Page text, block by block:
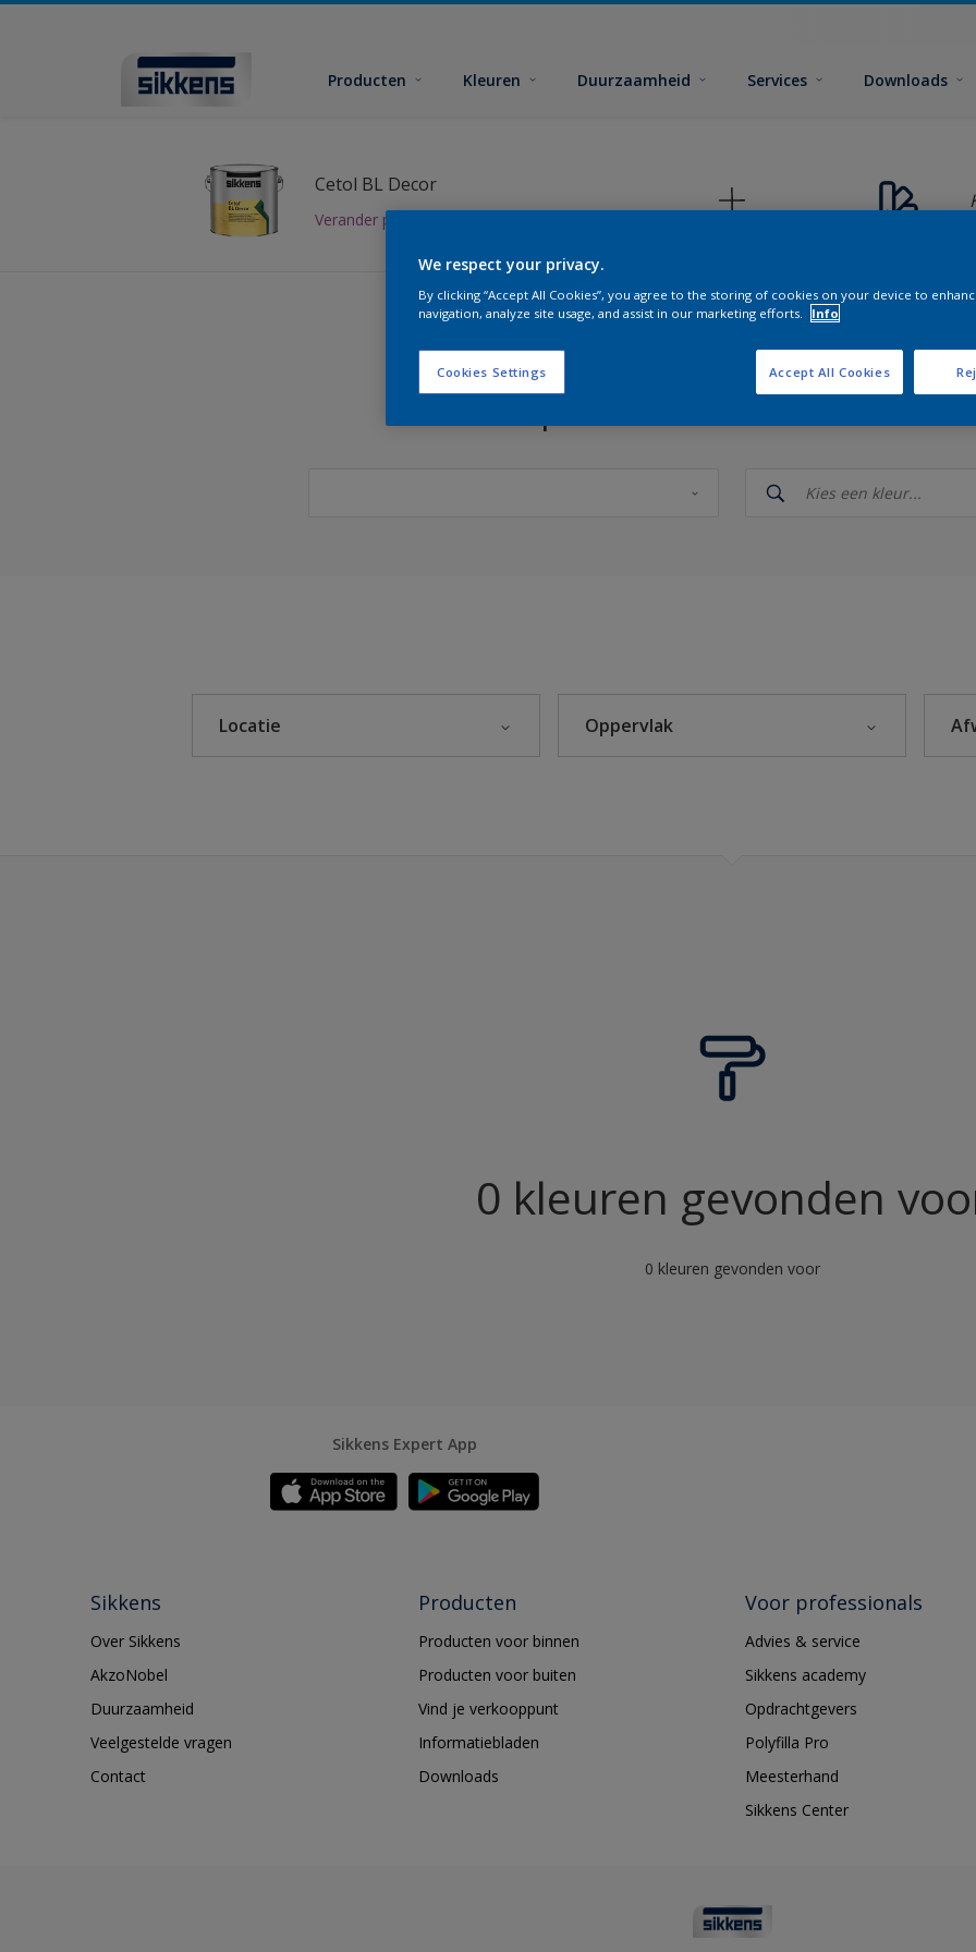
Producten Kleuren Duurzaamheid Services Downloads
Cetol BL Decor
Verander product
Vind de perfecte kleuren voor
Locatie Oppervlak
0 kleuren gevonden
0 kleuren gevonden voor
Sikkens Expert App
Sikkens
Over Sikkens
AkzoNobel
Duurzaamheid
Veelgestelde vragen
Contact
Producten
Producten voor binnen
Producten voor buiten
Vind je verkooppunt
Informatiebladen
Downloads
Voor professionals
Advies & service
Sikkens academy
Opdrachtgevers
Polyfilla Pro
Meesterhand
Sikkens Center
We respect your privacy.
By clicking “Accept All Cookies”, you agree to the storing of cookies on your device to
navigation, analyze site usage, and assist in our marketing efforts.
Info
Cookies Settings Accept All Cookies